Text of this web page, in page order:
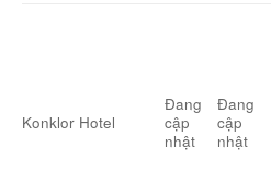
Konklor Hotel
Đang
cập
nhật
Đang
cập
nhật